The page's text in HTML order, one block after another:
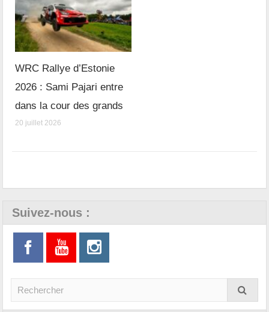
WRC Rallye d’Estonie
2026 : Sami Pajari entre
dans la cour des grands
20 juillet 2026
Suivez-nous :